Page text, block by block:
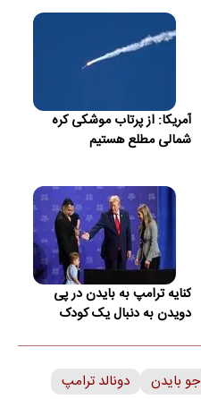
آمریکا: از پرتاب موشکی کره
شمالی مطلع هستیم
کنایه ترامپ به بایدن در پی
دویدن به دنبال یک کودک
جو بایدن دونالد ترامپ